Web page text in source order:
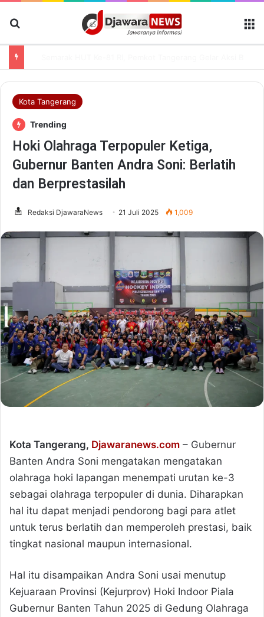
Kota Tangerang
Trending
Hoki Olahraga Terpopuler Ketiga,
Gubernur Banten Andra Soni: Berlatih
dan Berprestasilah
Redaksi DjawaraNews 21 Juli 2025 1,009
Kota Tangerang, Djawaranews.com – Gubernur
Banten Andra Soni mengatakan mengatakan
olahraga hoki lapangan menempati urutan ke-3
sebagai olahraga terpopuler di dunia. Diharapkan
hal itu dapat menjadi pendorong bagi para atlet
untuk terus berlatih dan memperoleh prestasi, baik
tingkat nasional maupun internasional.
Hal itu disampaikan Andra Soni usai menutup
Kejuaraan Provinsi (Kejurprov) Hoki Indoor Piala
Gubernur Banten Tahun 2025 di Gedung Olahraga